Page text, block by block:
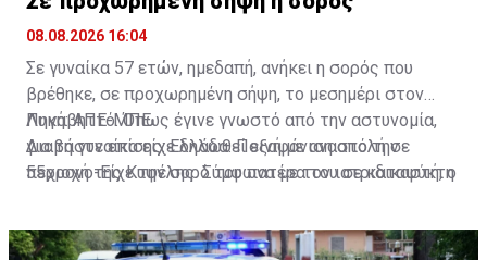
08.08.2026 16:04
Σε γυναίκα 57 ετών, ημεδαπή, ανήκει η σορός που
βρέθηκε, σε προχωρημένη σήψη, το μεσημέρι στον
Λυκαβηττό. Όπως έγινε γνωστό από την αστυνομία,
για τη γυναίκα είχε δηλωθεί εξαφάνιση από την
περιοχή της Κυψέλης. Σύμφωνα με τον ιατριδικαστή, ο
το συμβάν διενεργεί το Αστυνομικό Τμήμα Εξαρχείων.
Πηγή: ΑΠΕ-ΜΠΕ
Διαβάστε επίσης:Ελλάδα: Ποινή με αναστολή σε
55χρονο-Είχε την σορό του πατέρα του σε καταψύκτη